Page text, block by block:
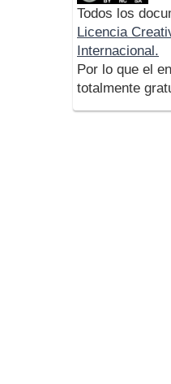
Todos los
Licencia
Internacional.
Por lo que el
totalmente